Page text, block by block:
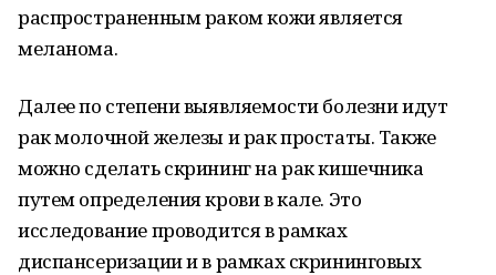
распространенным раком кожи является
меланома.
Далее по степени выявляемости болезни идут
рак молочной железы и рак простаты. Также
можно сделать скрининг на рак кишечника
путем определения крови в кале. Это
исследование проводится в рамках
диспансеризации и в рамках скрининговых